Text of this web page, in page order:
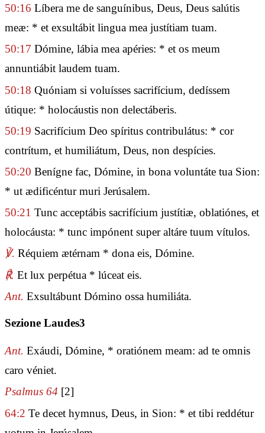
50:16 Líbera me de sanguínibus, Deus, Deus salútis
meæ: * et exsultábit lingua mea justítiam tuam.
50:17 Dómine, lábia mea apéries: * et os meum
annuntiábit laudem tuam.
50:18 Quóniam si voluísses sacrifícium, dedíssem
útique: * holocáustis non delectáberis.
50:19 Sacrifícium Deo spíritus contribulátus: * cor
contrítum, et humiliátum, Deus, non despícies.
50:20 Benígne fac, Dómine, in bona voluntáte tua Sion:
* ut ædificéntur muri Jerúsalem.
50:21 Tunc acceptábis sacrifícium justítiæ, oblatiónes, et
holocáusta: * tunc impónent super altáre tuum vítulos.
℣. Réquiem ætérnam * dona eis, Dómine.
℟. Et lux perpétua * lúceat eis.
Ant. Exsultábunt Dómino ossa humiliáta.
Sezione Laudes3
Ant. Exáudi, Dómine, * oratiónem meam: ad te omnis
caro véniet.
Psalmus 64 [2]
64:2 Te decet hymnus, Deus, in Sion: * et tibi reddétur